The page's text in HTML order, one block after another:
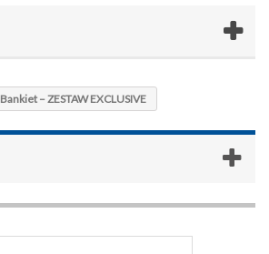
Bankiet – ZESTAW EXCLUSIVE